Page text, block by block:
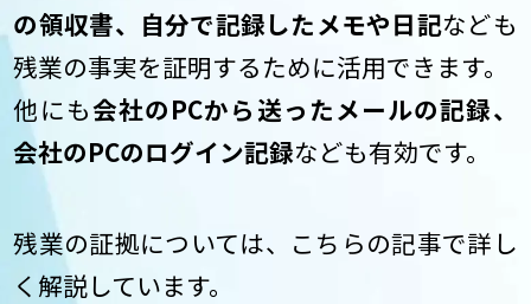
の領収書、自分で記録したメモや日記なども
残業の事実を証明するために活用できます。
他にも会社のPCから送ったメールの記録、
会社のPCのログイン記録なども有効です。
残業の証拠については、こちらの記事で詳し
く解説しています。